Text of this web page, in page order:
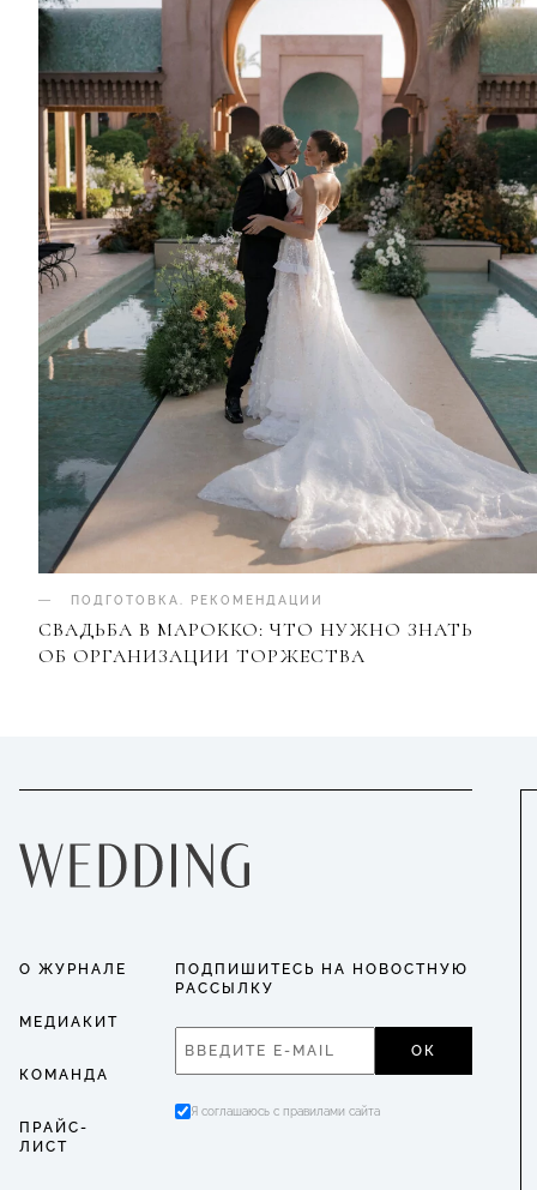
ПОДГОТОВКА РЕКОМЕНДАЦИИ
СВАДЬБА В МАРОККО: ЧТО НУЖНО ЗНАТЬ
ОБ ОРГАНИЗАЦИИ ТОРЖЕСТВА
О ЖУРНАЛЕ
МЕДИАКИТ
КОМАНДА
ПРАЙС-
ЛИСТ
ПОДПИШИТЕСЬ НА НОВОСТНУЮ
РАССЫЛКУ
ОК
Я соглашаюсь с правилами сайта